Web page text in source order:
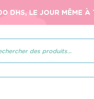
DHS, LE JOUR MÊME